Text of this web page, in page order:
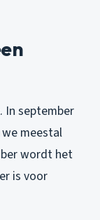
In september
meestal
wordt het
is voor